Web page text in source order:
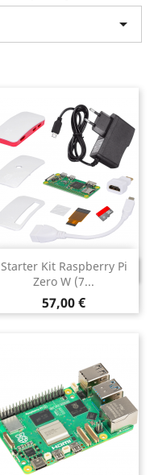

Starter Kit Raspberry Pi
Zero W (7...
Preço
57,00 €
DESCONTINUADO